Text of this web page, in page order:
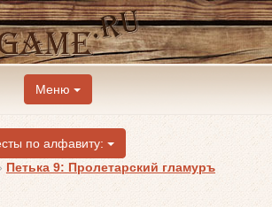
Меню
по алфавиту:
Петька 9: Пролетарский гламуръ